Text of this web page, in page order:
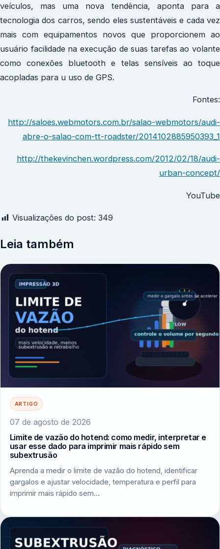
veículos, mas uma nova tendência, aponta para a
tecnologia dos carros, sendo eles sustentáveis e cada vez
mais com equipamentos novos que proporcionem ao
usuário facilidade na execução de suas tarefas ao volante
como conexões bluetooth e telas sensíveis ao toque
acopladas para u uso de GPS.
Fontes:
http://saloes.webmotors.com.br/salao-webmotors/audi-
abre-o-salao-com-tt-roadster/2014102885950393_1
http://thekevinchen.wordpress.com/2012/02/18/audi-
urban-concept/
YouTube
Visualizações do post: 349
Leia também
ARTIGO
07 de agosto de 2026
Limite de vazão do hotend: como medir, interpretar e
usar esse dado para imprimir mais rápido sem
subextrusão
Aprenda a medir o limite de vazão do hotend, identificar
gargalos e ajustar velocidade, temperatura e perfil para
imprimir mais rápido sem…